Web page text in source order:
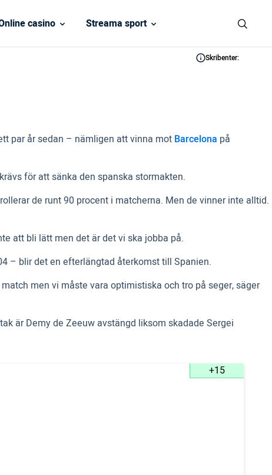
casino Streama sport
Skribenter:
par år sedan – nämligen att vinna mot Barcelona på
för att sänka den spanska stormakten.
de runt 90 procent i matcherna. Men de vinner inte alltid.
att bli lätt men det är det vi ska jobba på.
– blir det en efterlängtad återkomst till Spanien.
men vi måste vara optimistiska och tro på seger, säger
är Demy de Zeeuw avstängd liksom skadade Sergei
+15